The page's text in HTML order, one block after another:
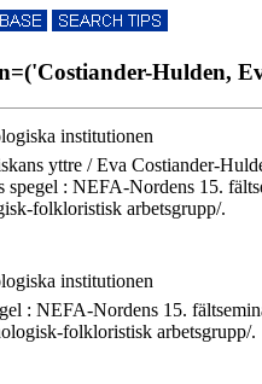
Hulden,
institutionen
yttre / Eva Costiander-
spegel : NEFA-Nordens 15.
folkloristisk arbetsgrupp/.
institutionen
: NEFA-Nordens 15.
folkloristisk arbetsgrupp/.